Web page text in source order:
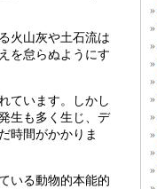
火山灰や土石流は
を怠らぬようにす
ています。しかし
生も多く生じ、デ
時間がかかりま
いる動物的本能的